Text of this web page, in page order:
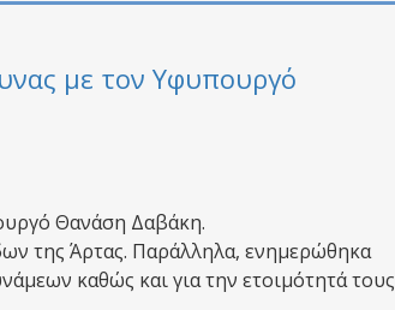
με τον Υφυπουργό
Θανάση Δαβάκη.
της Άρτας. Παράλληλα, ενημερώθηκα
καθώς και για την ετοιμότητά τους